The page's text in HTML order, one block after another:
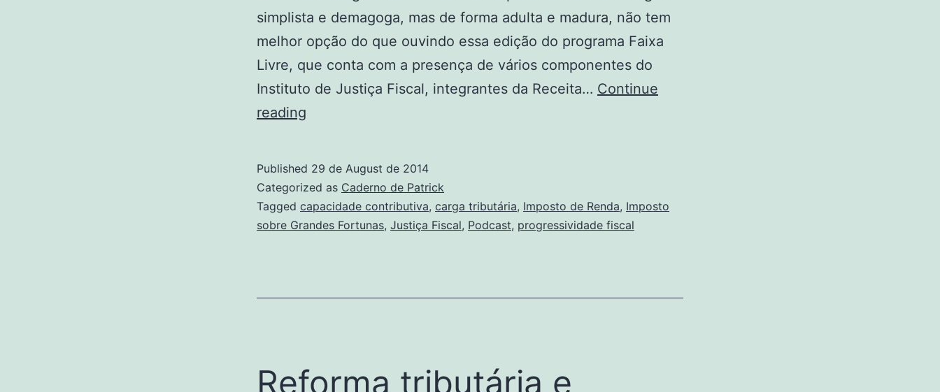
simplista e demagoga, mas de forma adulta e madura, não tem
melhor opção do que ouvindo essa edição do programa Faixa
Livre, que conta com a presença de vários componentes do
Instituto de Justiça Fiscal, integrantes da Receita… Continue
reading
Carga
Tributária
para
Published 29 de August de 2014
Categorized as Caderno de Patrick
Tagged capacidade contributiva, carga tributária, Imposto de Renda, Imposto
sobre Grandes Fortunas, Justiça Fiscal, Podcast, progressividade fiscal
Reforma tributária e